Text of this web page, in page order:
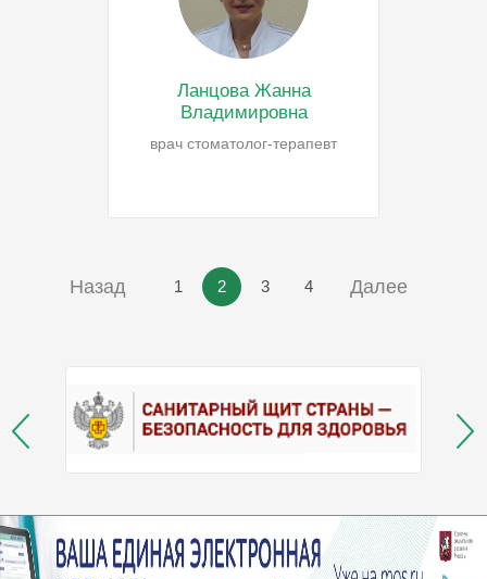
Ланцова Жанна
Владимировна
врач стоматолог-терапевт
Назад 1 2 3 4 Далее